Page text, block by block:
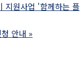
지원사업 '함께하는 플
안내 »